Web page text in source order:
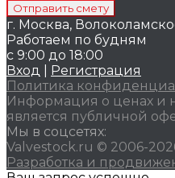
г. Москва,
Работаем по будням
с 9:00 до 18:00
Вход
Регистрация
Политика
Информация о ценах и
является публичной
Мы в соцсетях:
Valvestock.ru © 2006-
Разработка и